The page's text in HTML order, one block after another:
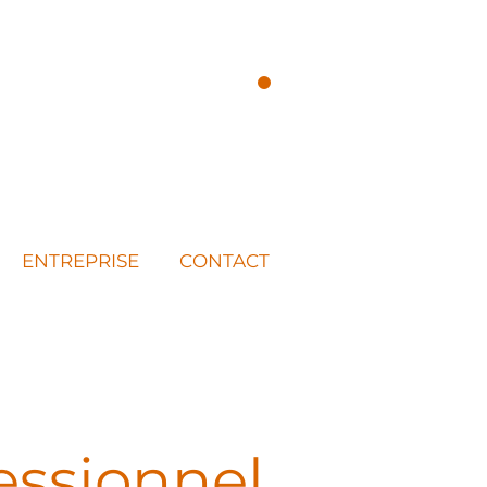
ENTREPRISE CONTACT